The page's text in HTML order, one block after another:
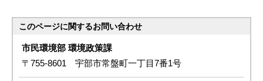
このページに関するお問い合わせ
市民環境部 環境政策課
〒755-8601 宇部市常盤町一丁目7番1号